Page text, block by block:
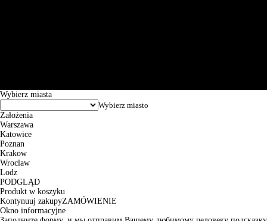
Wybierz miasta
Założenia
Warszawa
Katowice
Poznan
Krakow
Wroclaw
Lodz
PODGLĄD
Produkt w koszyku
Kontynuuj zakupyZAMÓWIENIE
Okno informacyjne